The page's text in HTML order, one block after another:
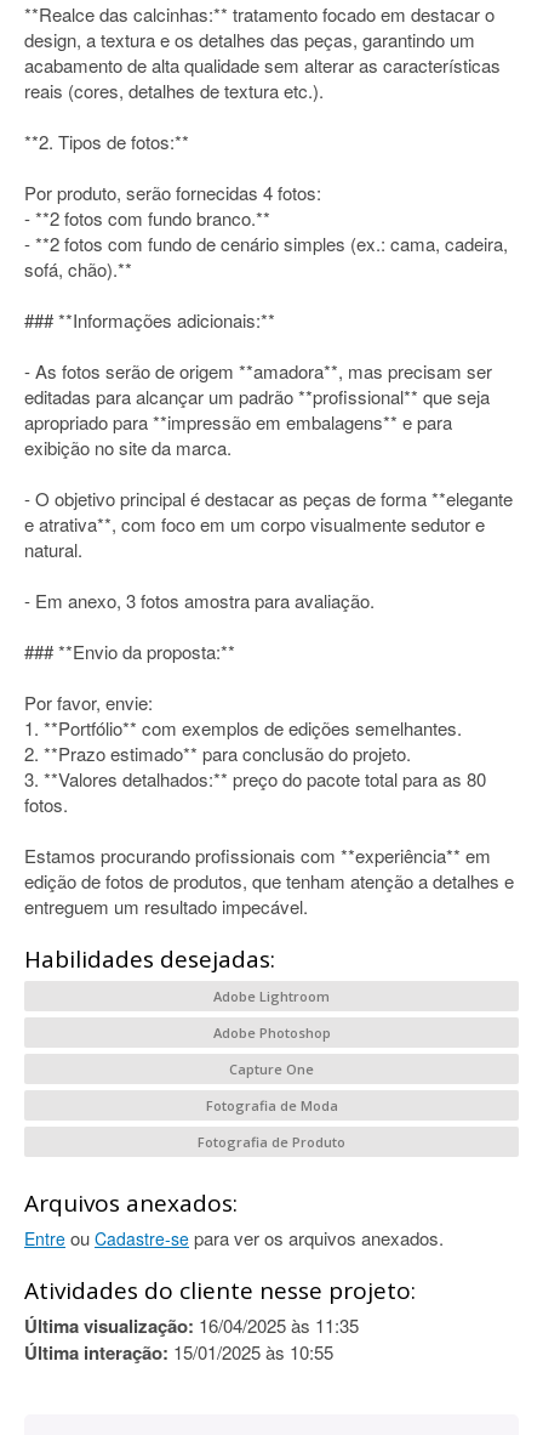
**Realce das calcinhas:** tratamento focado em destacar o
design, a textura e os detalhes das peças, garantindo um
acabamento de alta qualidade sem alterar as características
reais (cores, detalhes de textura etc.).
**2. Tipos de fotos:**
Por produto, serão fornecidas 4 fotos:
- **2 fotos com fundo branco.**
- **2 fotos com fundo de cenário simples (ex.: cama, cadeira,
sofá, chão).**
### **Informações adicionais:**
- As fotos serão de origem **amadora**, mas precisam ser
editadas para alcançar um padrão **profissional** que seja
apropriado para **impressão em embalagens** e para
exibição no site da marca.
- O objetivo principal é destacar as peças de forma **elegante
e atrativa**, com foco em um corpo visualmente sedutor e
natural.
- Em anexo, 3 fotos amostra para avaliação.
### **Envio da proposta:**
Por favor, envie:
1. **Portfólio** com exemplos de edições semelhantes.
2. **Prazo estimado** para conclusão do projeto.
3. **Valores detalhados:** preço do pacote total para as 80
fotos.
Estamos procurando profissionais com **experiência** em
edição de fotos de produtos, que tenham atenção a detalhes e
entreguem um resultado impecável.
Habilidades desejadas:
Adobe Lightroom
Adobe Photoshop
Capture One
Fotografia de Moda
Fotografia de Produto
Arquivos anexados:
Entre ou Cadastre-se para ver os arquivos anexados.
Atividades do cliente nesse projeto:
Última visualização: 16/04/2025 às 11:35
Última interação: 15/01/2025 às 10:55